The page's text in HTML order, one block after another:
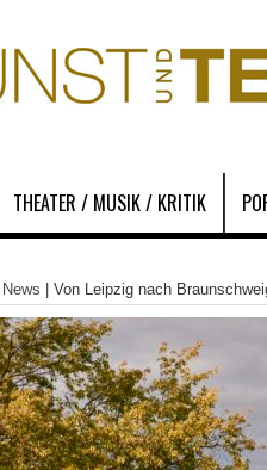
THEATER / MUSIK / KRITIK
News Von Leipzig nach